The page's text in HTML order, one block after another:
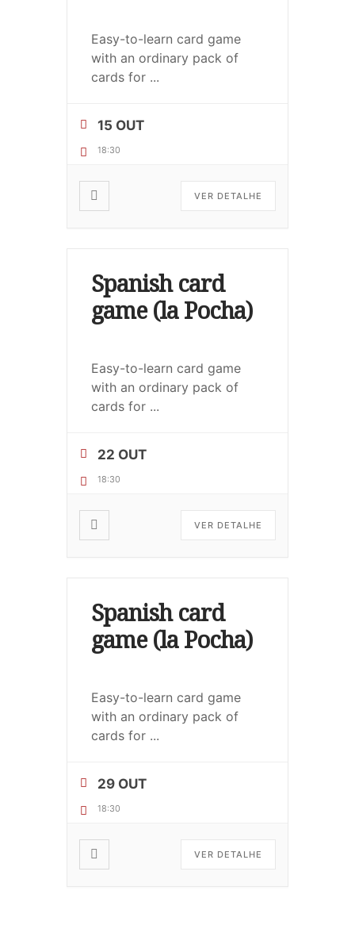
Easy-to-learn card game
with an ordinary pack of
cards for ...
15 OUT
18:30
VER DETALHE
Spanish card
game (la Pocha)
Easy-to-learn card game
with an ordinary pack of
cards for ...
22 OUT
18:30
VER DETALHE
Spanish card
game (la Pocha)
Easy-to-learn card game
with an ordinary pack of
cards for ...
29 OUT
18:30
VER DETALHE